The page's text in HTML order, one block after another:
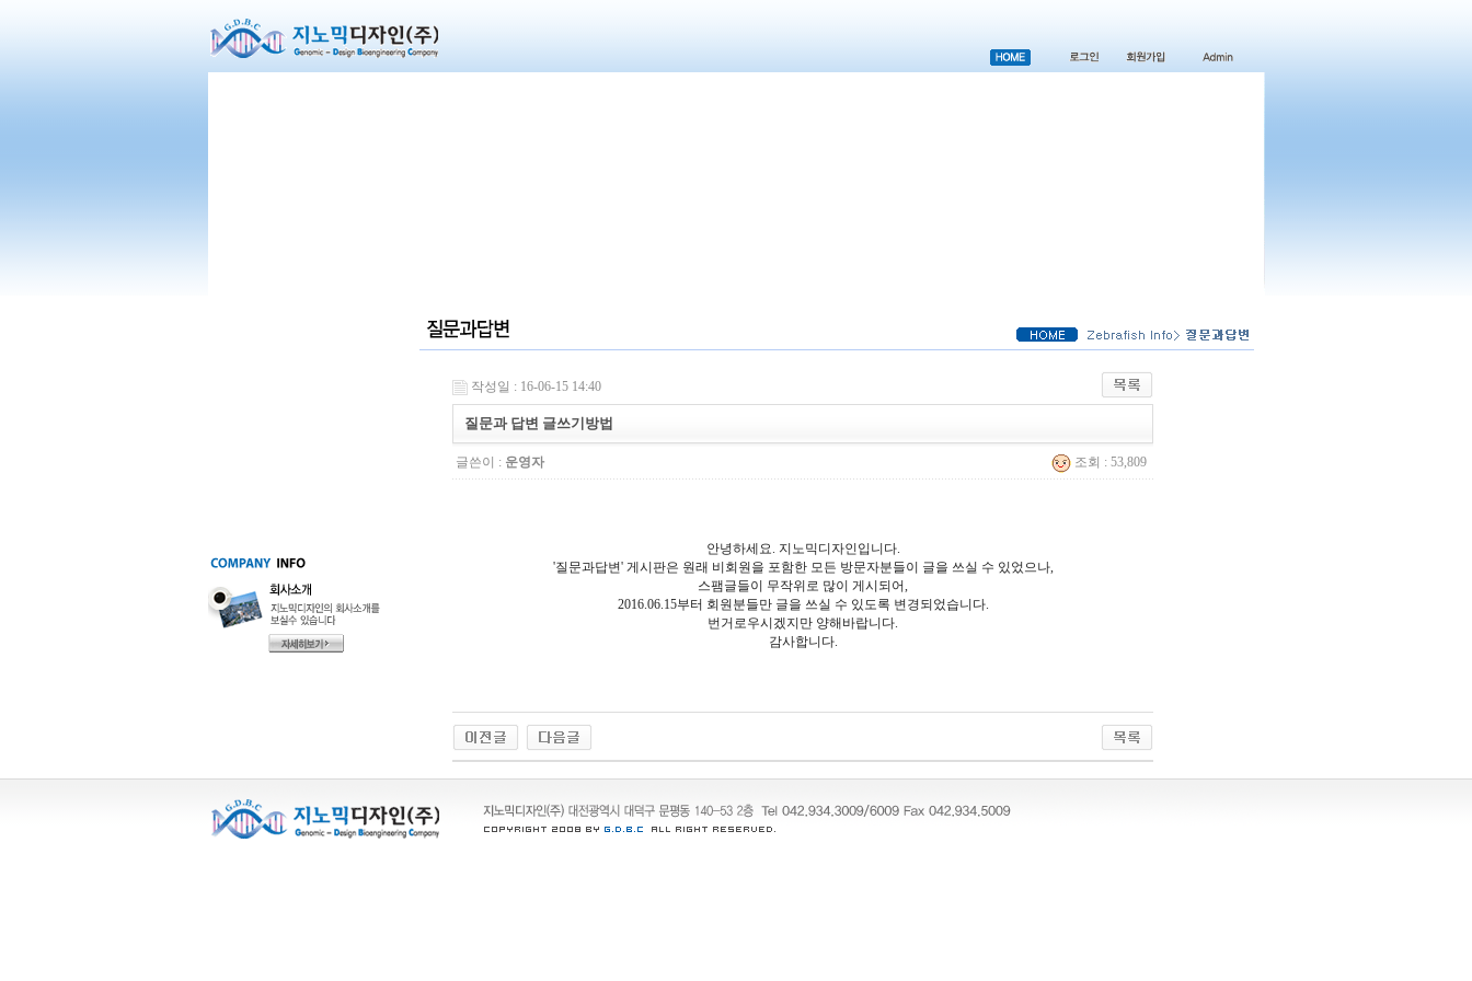
작성일 : 16-06-15 14:40
질문과 답변 글쓰기방법
글쓴이 : 운영자 조회 : 53,809
안녕하세요. 지노믹디자인입니다.
'질문과답변' 게시판은 원래 비회원을 포함한 모든 방문자분들이 글을 쓰실 수 있었으나,
스팸글들이 무작위로 많이 게시되어,
2016.06.15부터 회원분들만 글을 쓰실 수 있도록 변경되었습니다.
번거로우시겠지만 양해바랍니다.
감사합니다.